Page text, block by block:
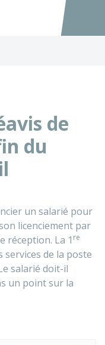
Accéder
de
du
un salarié pour
licenciement par
réception. La 1 re
de la poste
salarié doit-il
un point sur la